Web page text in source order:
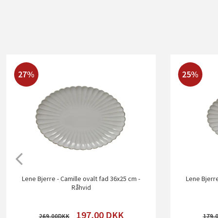
27%
Lene Bjerre - Camille ovalt fad 36x25 cm -
Råhvid
197,00 DKK
25%
Lene